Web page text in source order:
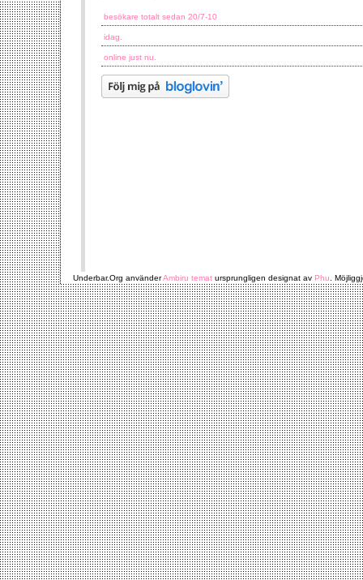
besökare totalt sedan 20/7-10
idag.
online just nu.
Underbar.Org använderAmbiru temat ursprungligen designat av Phu .